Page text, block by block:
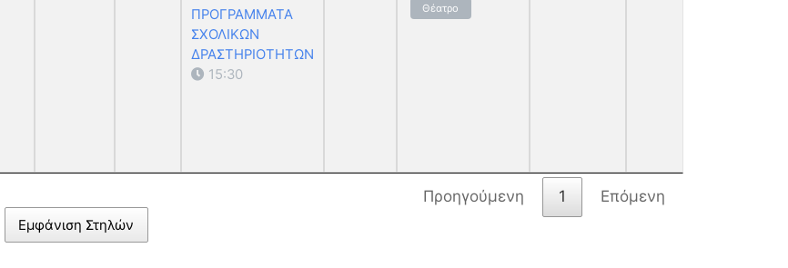
ΠΡΟΓΡΑΜΜΑΤΑ
ΣΧΟΛΙΚΩΝ
ΔΡΑΣΤΗΡΙΟΤΗΤΩΝ
15:30
Θέατρο
Προηγούμενη 1 Επόμενη
Εμφάνιση Στηλών